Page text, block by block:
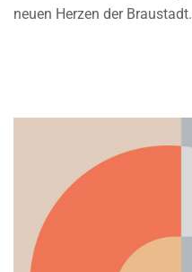
neuen Herzen der Braustadt.